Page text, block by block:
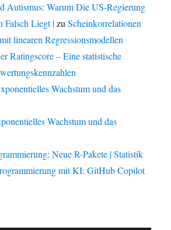
Autismus: Warum Die US-Regierung
Falsch Liegt |zuScheinkorrelationen
linearen Regressionsmodellen
Ratingscore – Eine statistische
Wachstum und das
Wachstum und das
Neue R-Pakete | Statistik
mit KI: GitHub Copilot